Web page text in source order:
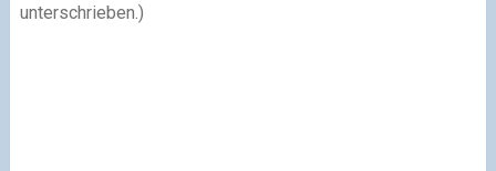
unterschrieben.)